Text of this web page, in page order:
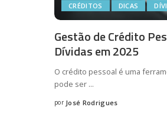
CRÉDITOS DICAS
Gestão de Crédito
Dívidas em 2025
O crédito pessoal é uma
pode ser ...
Posted
por José Rodrigues